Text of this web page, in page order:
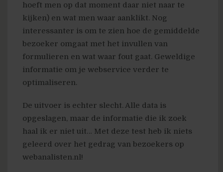
hoeft men op dat moment daar niet naar te
kijken) en wat men waar aanklikt. Nog
interessanter is om te zien hoe de gemiddelde
bezoeker omgaat met het invullen van
formulieren en wat waar fout gaat. Geweldige
informatie om je webservice verder te
optimaliseren.
De uitvoer is echter slecht. Alle data is
opgeslagen, maar de informatie die ik zoek
haal ik er niet uit… Met deze test heb ik niets
geleerd over het gedrag van bezoekers op
webanalisten.nl!